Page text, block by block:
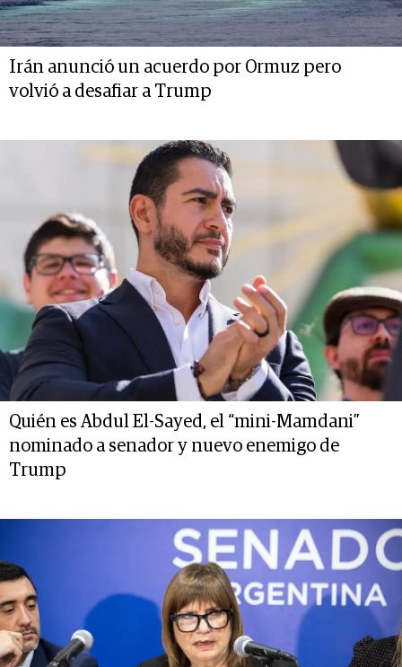
Irán anunció un acuerdo por Ormuz pero
volvió a desafiar a Trump
Quién es Abdul El-Sayed, el “mini-Mamdani”
nominado a senador y nuevo enemigo de
Trump